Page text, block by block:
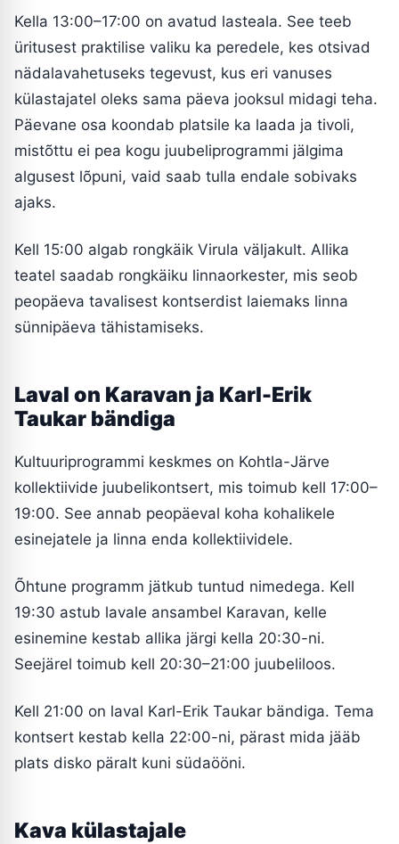
Kella 13:00–17:00 on avatud lasteala. See teeb
üritusest praktilise valiku ka peredele, kes otsivad
nädalavahetuseks tegevust, kus eri vanuses
külastajatel oleks sama päeva jooksul midagi teha.
Päevane osa koondab platsile ka laada ja tivoli,
mistõttu ei pea kogu juubeliprogrammi jälgima
algusest lõpuni, vaid saab tulla endale sobivaks
ajaks.
Kell 15:00 algab rongkäik Virula väljakult. Allika
teatel saadab rongkäiku linnaorkester, mis seob
peopäeva tavalisest kontserdist laiemaks linna
sünnipäeva tähistamiseks.
Laval on Karavan ja Karl-Erik
Taukar bändiga
Kultuuriprogrammi keskmes on Kohtla-Järve
kollektiivide juubelikontsert, mis toimub kell 17:00–
19:00. See annab peopäeval koha kohalikele
esinejatele ja linna enda kollektiividele.
Õhtune programm jätkub tuntud nimedega. Kell
19:30 astub lavale ansambel Karavan, kelle
esinemine kestab allika järgi kella 20:30-ni.
Seejärel toimub kell 20:30–21:00 juubeliloos.
Kell 21:00 on laval Karl-Erik Taukar bändiga. Tema
kontsert kestab kella 22:00-ni, pärast mida jääb
plats disko päralt kuni südaööni.
Kava külastajale